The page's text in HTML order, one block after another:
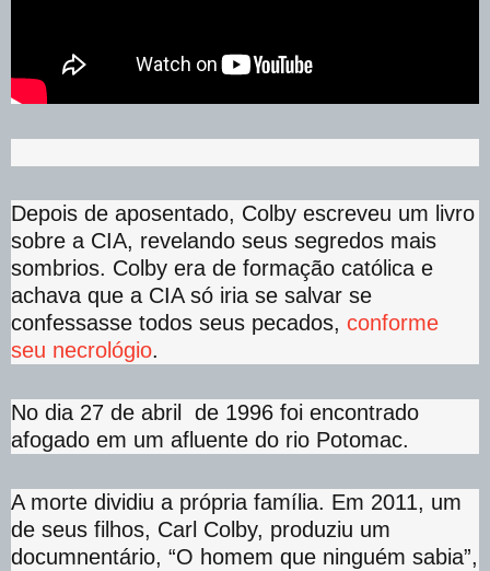
Depois de aposentado, Colby escreveu um livro
sobre a CIA, revelando seus segredos mais
sombrios. Colby era de formação católica e
achava que a CIA só iria se salvar se
confessasse todos seus pecados, conforme
seu necrológio.
No dia 27 de abril de 1996 foi encontrado
afogado em um afluente do rio Potomac.
A morte dividiu a própria família. Em 2011, um
de seus filhos, Carl Colby, produziu um
documnentário, “O homem que ninguém sabia”,